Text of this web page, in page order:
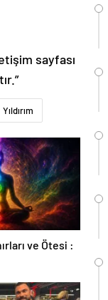
sayfası
Yıldırım
ve Ötesi :